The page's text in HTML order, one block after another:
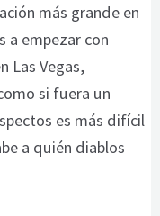
más grande en
a empezar con
Las Vegas,
si fuera un
es más difícil
a quién diablos